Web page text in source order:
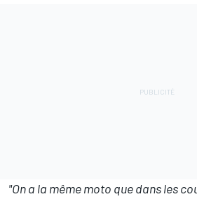
"On a la même moto que dans les